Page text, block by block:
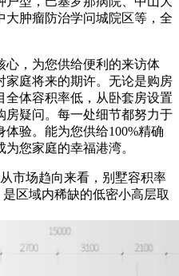
肿瘤防治学问城院区等，全
，为您供给便利的来访体
家庭将来的期许。无论是购房
体容积率低，从卧套房设置
房疑问。每一处细节都努力于
验。能为您供给100%精确
您家庭的幸福港湾。
场趋向来看，别墅容积率
区域内稀缺的低密小高层取